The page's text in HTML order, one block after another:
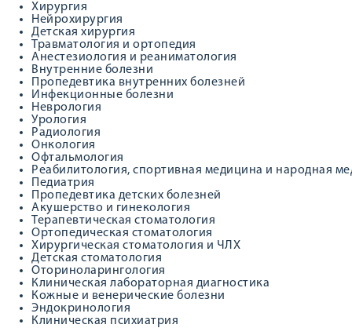
Хирургия
Нейрохирургия
Детская хирургия
Травматология и ортопедия
Анестезиология и реаниматология
Внутренние болезни
Пропедевтика внутренних болезней
Инфекционные болезни
Неврология
Урология
Радиология
Онкология
Офтальмология
Реабилитология, спортивная медицина и народная
Педиатрия
Пропедевтика детских болезней
Акушерство и гинекология
Терапевтическая стоматология
Ортопедическая стоматология
Хирургическая стоматология и ЧЛХ
Детская стоматология
Оториноларингология
Клиническая лабораторная диагностика
Кожные и венерические болезни
Эндокринология
Клиническая психиатрия